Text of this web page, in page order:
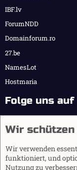
IBF.lv
ForumNDD
Domainforum.ro
27.be
NamesLot
Hostmaria
Folge uns auf
Wir
Wir verwenden
funktioniert, und
Nutzung zu